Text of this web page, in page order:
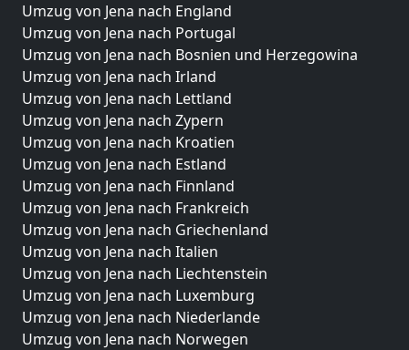
Umzug von Jena nach England
Umzug von Jena nach Portugal
Umzug von Jena nach Bosnien und Herzegowina
Umzug von Jena nach Irland
Umzug von Jena nach Lettland
Umzug von Jena nach Zypern
Umzug von Jena nach Kroatien
Umzug von Jena nach Estland
Umzug von Jena nach Finnland
Umzug von Jena nach Frankreich
Umzug von Jena nach Griechenland
Umzug von Jena nach Italien
Umzug von Jena nach Liechtenstein
Umzug von Jena nach Luxemburg
Umzug von Jena nach Niederlande
Umzug von Jena nach Norwegen